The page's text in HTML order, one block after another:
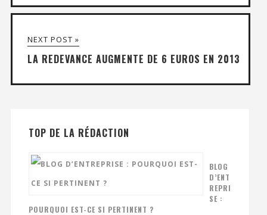
NEXT POST »
LA REDEVANCE AUGMENTE DE 6 EUROS EN 2013
TOP DE LA RÉDACTION
BLOG
D’ENT
REPRI
SE :
POURQUOI EST-CE SI PERTINENT ?